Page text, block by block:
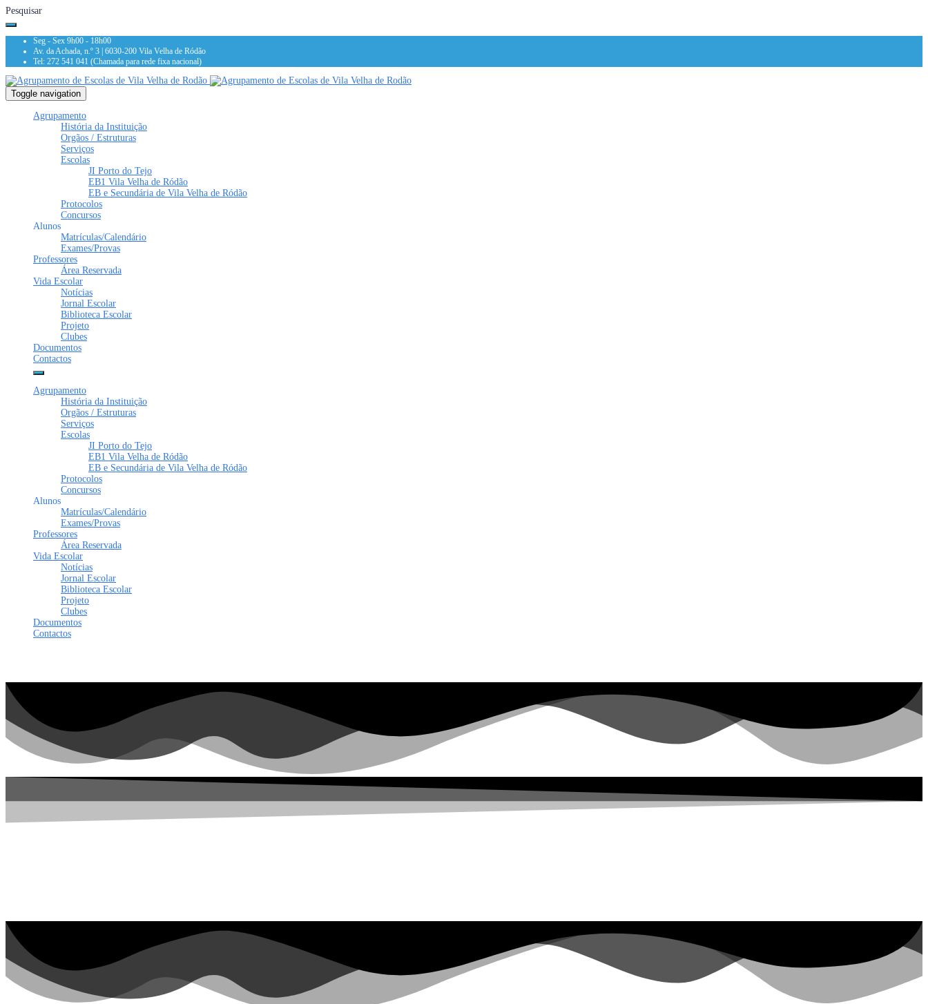
Pesquisar
Seg - Sex 9h00 - 18h00
Av. da Achada, n.º 3 | 6030-200 Vila Velha de Ródão
Tel: 272 541 041 (Chamada para rede fixa nacional)
Toggle navigation
Agrupamento
História da Instituição
Orgãos / Estruturas
Serviços
Escolas
JI Porto do Tejo
EB1 Vila Velha de Ródão
EB e Secundária de Vila Velha de Ródão
Protocolos
Concursos
Alunos
Matrículas/Calendário
Exames/Provas
Professores
Área Reservada
Vida Escolar
Notícias
Jornal Escolar
Biblioteca Escolar
Projeto
Clubes
Documentos
Contactos
Agrupamento
História da Instituição
Orgãos / Estruturas
Serviços
Escolas
JI Porto do Tejo
EB1 Vila Velha de Ródão
EB e Secundária de Vila Velha de Ródão
Protocolos
Concursos
Alunos
Matrículas/Calendário
Exames/Provas
Professores
Área Reservada
Vida Escolar
Notícias
Jornal Escolar
Biblioteca Escolar
Projeto
Clubes
Documentos
Contactos